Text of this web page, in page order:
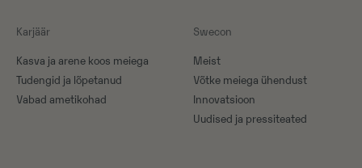
Karjäär
Kasva ja arene koos meiega
Tudengid ja lõpetanud
Vabad ametikohad
Swecon
Meist
Võtke meiega ühendust
Innovatsioon
Uudised ja pressiteated